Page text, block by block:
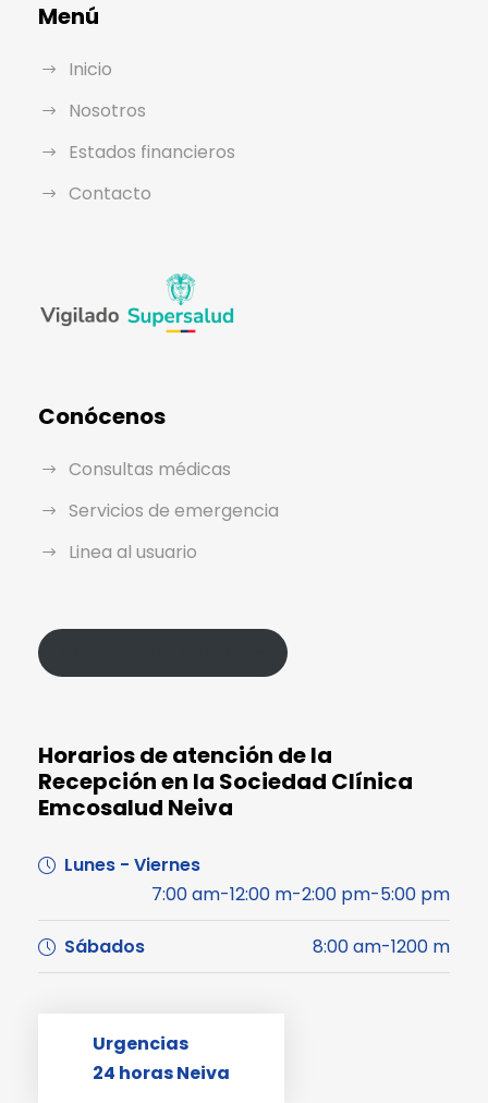
Menú
Inicio
Nosotros
Estados financieros
Contacto
Conócenos
Consultas médicas
Servicios de emergencia
Linea al usuario
Horarios de atención de la
Recepción en la Sociedad Clínica
Emcosalud Neiva
Lunes - Viernes
7:00 am-12:00 m-2:00 pm-5:00 pm
Sábados 8:00 am-1200 m
Urgencias
24 horas Neiva